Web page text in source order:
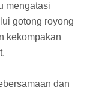
mengatasi
gotong royong
kekompakan
dan